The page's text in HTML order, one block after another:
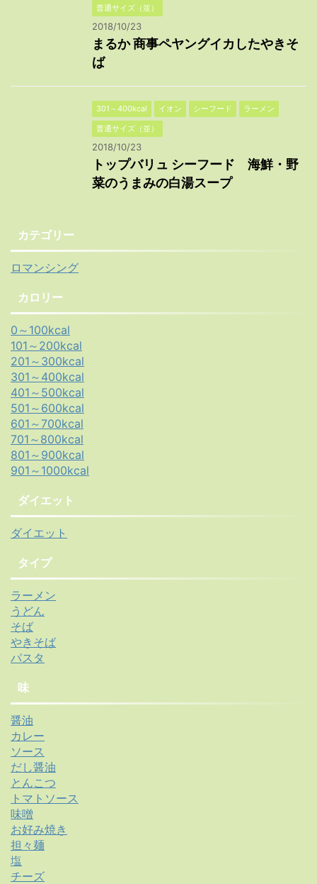
普通サイズ（並）
2018/10/23
まるか 商事ペヤングイカしたやきそ
ば
301～400kcal イオン シーフード
ラーメン
普通サイズ（並）
2018/10/23
トップバリュ シーフード 海鮮・野
菜のうまみの白湯スープ
カテゴリー
ロマンシング
カロリー
0～100kcal
101～200kcal
201～300kcal
301～400kcal
401～500kcal
501～600kcal
601～700kcal
701～800kcal
801～900kcal
901～1000kcal
ダイエット
ダイエット
タイプ
ラーメン
うどん
そば
やきそば
パスタ
味
醤油
カレー
ソース
だし醤油
とんこつ
トマトソース
味噌
お好み焼き
担々麺
塩
チーズ